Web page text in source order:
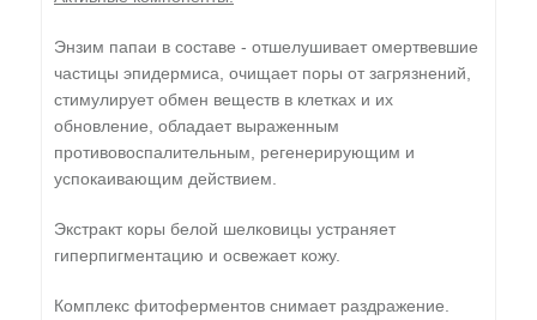
Энзим папаи в составе - отшелушивает омертвевшие
частицы эпидермиса, очищает поры от загрязнений,
стимулирует обмен веществ в клетках и их
обновление, обладает выраженным
противовоспалительным, регенерирующим и
успокаивающим действием.
Экстракт коры белой шелковицы устраняет
гиперпигментацию и освежает кожу.
Комплекс фитоферментов снимает раздражение.